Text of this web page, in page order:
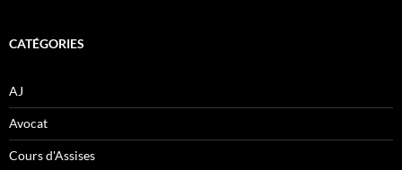
CATÉGORIES
AJ
Avocat
Cours d'Assises